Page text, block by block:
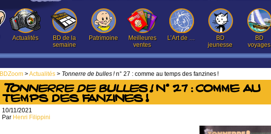
Actualités
BD de la
semaine
Patrimoine
Meilleures
ventes
L’Art de …
BD
jeunesse
BD
voyages
BDZoom >Actualités > Tonnerre de bulles !n° 27 : comme au temps des fanzines !
Tonnerre de bulles !n° 27 : comme au
temps des fanzines !
10/11/2021
Par Henri Filippini